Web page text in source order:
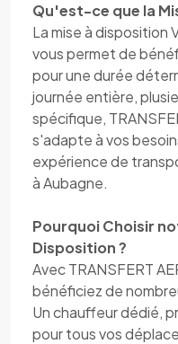
Qu'est-ce que la
La mise à disposition
vous permet de
pour une durée
journée entière,
spécifique,
s'adapte à vos
expérience de
à Aubagne.
Pourquoi Choisir
Disposition ?
Avec TRANSFERT
bénéficiez de
Un chauffeur dédié,
pour tous vos